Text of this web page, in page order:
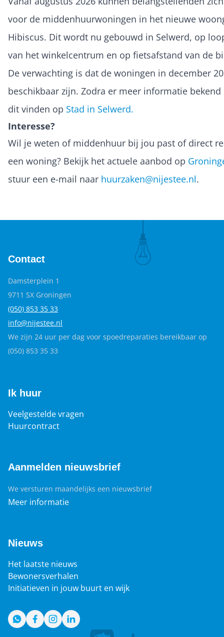
voor de middenhuurwoningen in het nieuwe
Hibiscus. Dit wordt nu gebouwd in Selwerd, op
van het winkelcentrum en op fietsafstand van de
De verwachting is dat de woningen in december
beschikbaar zijn. Zodra er meer informatie bekend
dit vinden op Stad in Selwerd.
Interesse?
Wil je weten of middenhuur bij jou past of direct
een woning? Bekijk het actuele aanbod op
stuur een e-mail naar huurzaken@nijestee.nl.
Contact
Damsterplein 1
9711 SX Groningen
(050) 853 35 33
info@nijestee.nl
We zijn 24 uur per dag voor spoedreparaties bereikbaar op
(050) 853 35 33
Ik huur
Veelgestelde vragen
Huurcontract
Aanmelden nieuwsbrief
We versturen maandelijks een nieuwsbrief
Meer informatie
Nieuws
Het laatste nieuws
Bewonersverhalen
Initiatieven in jouw buurt en wijk
WhatsApp
Facebook
Instagram
LinkedIn